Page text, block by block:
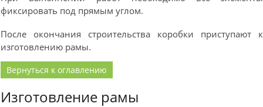
фиксировать под прямым углом.
После окончания строительства коробки приступают к
изготовлению рамы.
Вернуться к оглавлению
Изготовление рамы